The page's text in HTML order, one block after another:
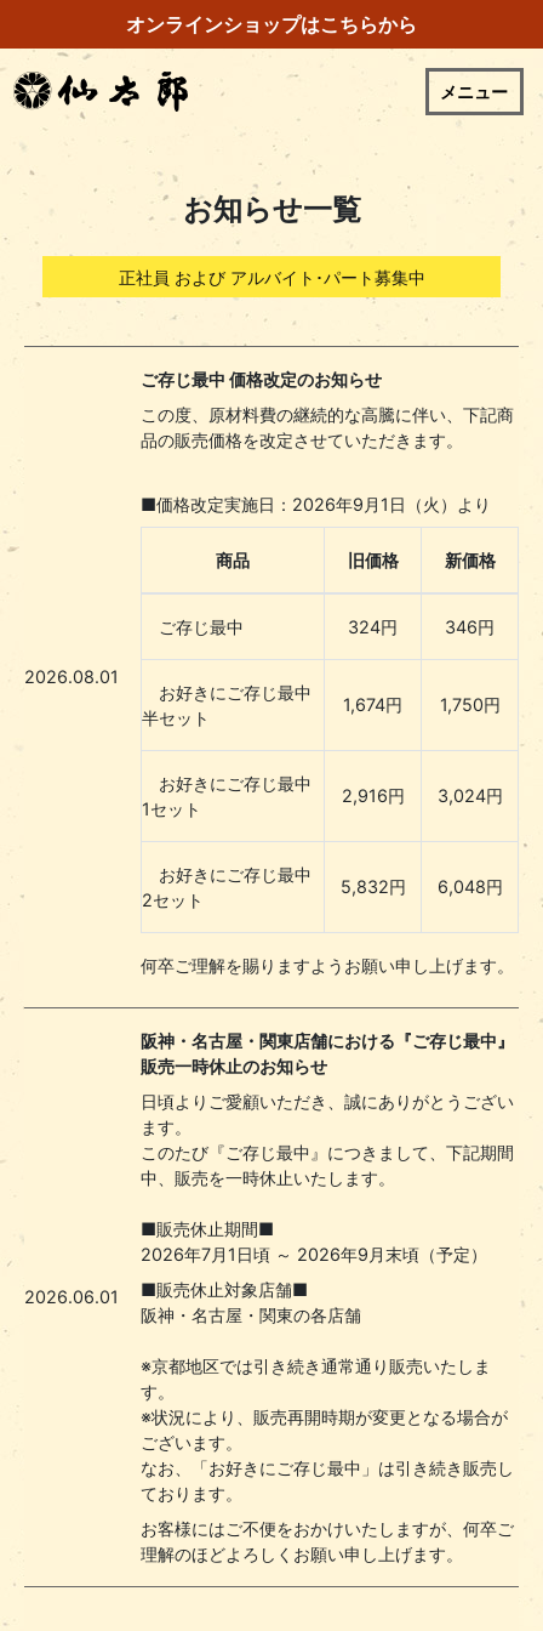
オンラインショップはこちらから
メニュー
お知らせ一覧
正社員 および アルバイト･パート募集中
2026.08.01
ご存じ最中 価格改定のお知らせ
この度、原材料費の継続的な高騰に伴い、下記商
品の販売価格を改定させていただきます。
■価格改定実施日：2026年9月1日（火）より
商品 旧価格 新価格
ご存じ最中 324円 346円
お好きにご存じ最中
半セット
1,674円 1,750円
お好きにご存じ最中
1セット
2,916円 3,024円
お好きにご存じ最中
2セット
5,832円 6,048円
何卒ご理解を賜りますようお願い申し上げます。
2026.06.01
阪神・名古屋・関東店舗における『ご存じ最中』
販売一時休止のお知らせ
日頃よりご愛顧いただき、誠にありがとうござい
ます。
このたび『ご存じ最中』につきまして、下記期間
中、販売を一時休止いたします。
■販売休止期間■
2026年7月1日頃 ～ 2026年9月末頃（予定）
■販売休止対象店舗■
阪神・名古屋・関東の各店舗
※京都地区では引き続き通常通り販売いたしま
す。
※状況により、販売再開時期が変更となる場合が
ございます。
なお、「お好きにご存じ最中」は引き続き販売し
ております。
お客様にはご不便をおかけいたしますが、何卒ご
理解のほどよろしくお願い申し上げます。